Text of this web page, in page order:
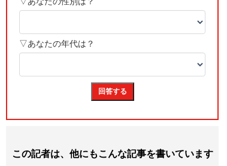
この記者は、他にもこんな記事を書いています